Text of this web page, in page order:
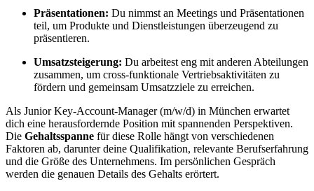
Präsentationen: Du nimmst an Meetings und Präsentationen
teil, um Produkte und Dienstleistungen überzeugend zu
präsentieren.
Umsatzsteigerung: Du arbeitest eng mit anderen Abteilungen
zusammen, um cross-funktionale Vertriebsaktivitäten zu
fördern und gemeinsam Umsatzziele zu erreichen.
Als Junior Key-Account-Manager (m/w/d) in München erwartet
dich eine herausfordernde Position mit spannenden Perspektiven.
Die Gehaltsspanne für diese Rolle hängt von verschiedenen
Faktoren ab, darunter deine Qualifikation, relevante Berufserfahrung
und die Größe des Unternehmens. Im persönlichen Gespräch
werden die genauen Details des Gehalts erörtert.